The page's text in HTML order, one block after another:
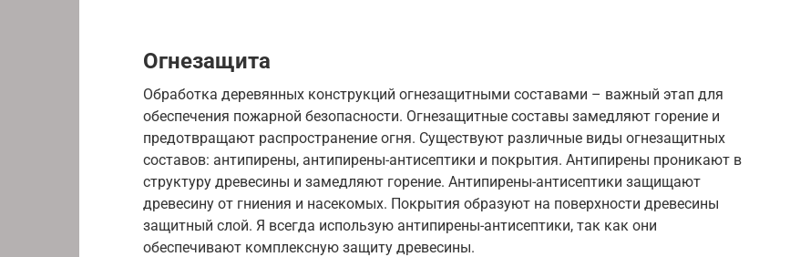
Огнезащита
Обработка деревянных конструкций огнезащитными составами – важный этап для
обеспечения пожарной безопасности. Огнезащитные составы замедляют горение и
предотвращают распространение огня. Существуют различные виды огнезащитных
составов: антипирены, антипирены-антисептики и покрытия. Антипирены проникают в
структуру древесины и замедляют горение. Антипирены-антисептики защищают
древесину от гниения и насекомых. Покрытия образуют на поверхности древесины
защитный слой. Я всегда использую антипирены-антисептики, так как они
обеспечивают комплексную защиту древесины.